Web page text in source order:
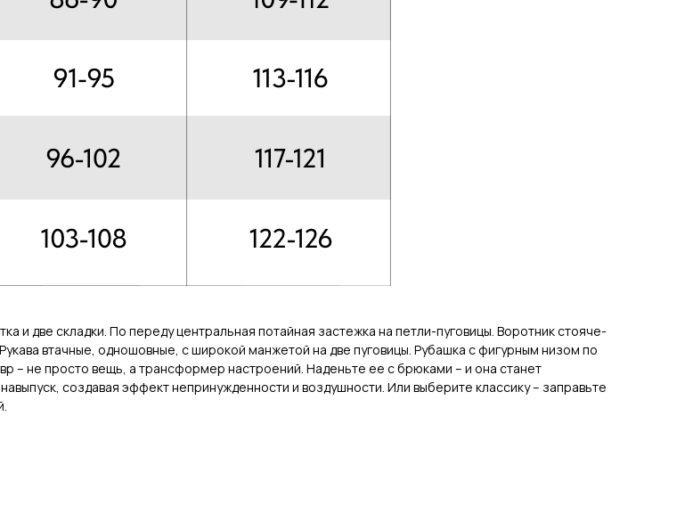
и две складки. По переду центральная потайная застежка на петли-пуговицы. Воротник стояче-
втачные, одношовные, с широкой манжетой на две пуговицы. Рубашка с фигурным низом по
– не просто вещь, а трансформер настроений. Наденьте ее с брюками – и она станет
создавая эффект непринужденности и воздушности. Или выберите классику – заправьте